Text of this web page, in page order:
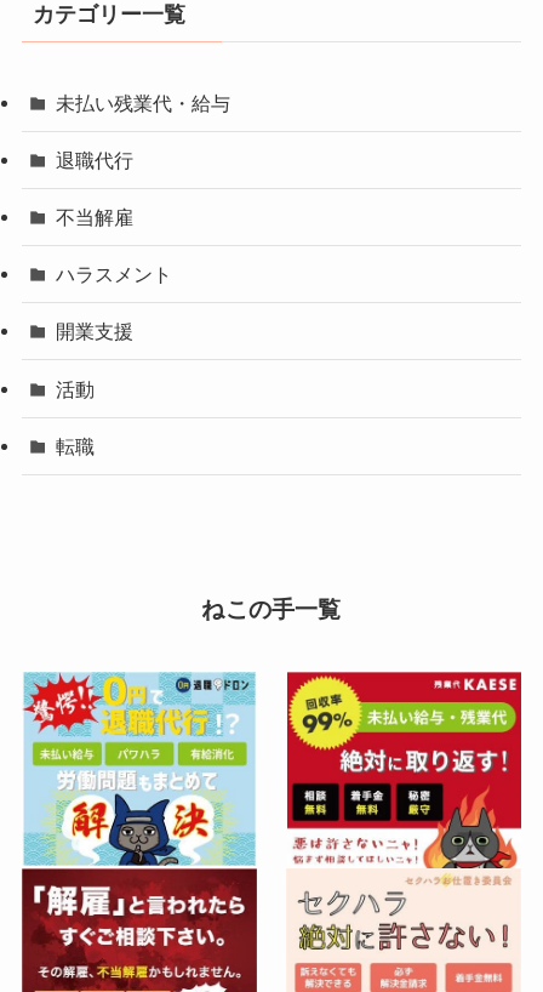
カテゴリー一覧
未払い残業代・給与
退職代行
不当解雇
ハラスメント
開業支援
活動
転職
ねこの手一覧